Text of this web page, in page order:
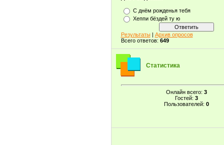
С днём рожденья тебя
Хеппи бёздей ту ю
Результаты| Архив опросов
Всего ответов: 649
Статистика
Онлайн всего: 3
Гостей: 3
Пользователей: 0